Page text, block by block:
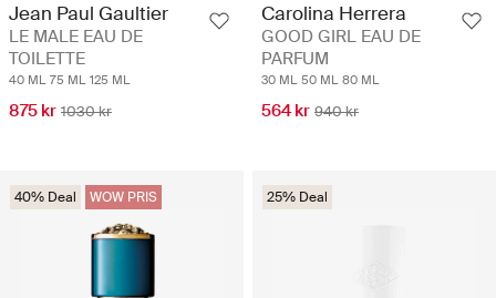
Jean Paul Gaultier
LE MALE EAU DE
TOILETTE
40 ML 75 ML 125 ML
875 kr 1030 kr
Carolina Herrera
GOOD GIRL EAU DE
PARFUM
30 ML 50 ML 80 ML
564 kr 940 kr
40% Deal WOW PRIS 25% Deal